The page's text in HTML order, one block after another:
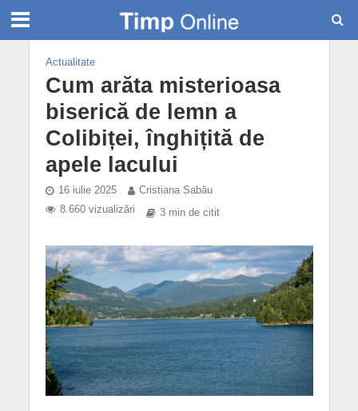
Actualitate
Cum arăta misterioasa
biserică de lemn a
Colibiței, înghițită de
apele lacului
16 iulie 2025
Cristiana Sabău
8.660 vizualizări
3 min de citit